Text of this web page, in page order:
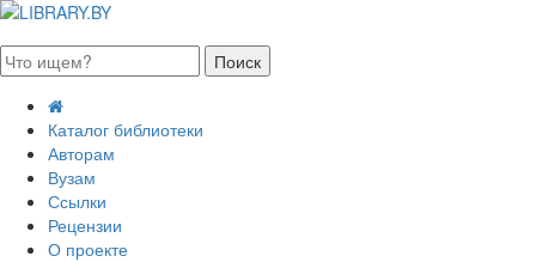
Каталог библиотеки
Авторам
Вузам
Ссылки
Рецензии
О проекте